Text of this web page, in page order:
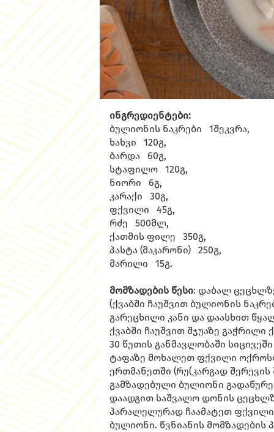
ინგრედიენტები:
ბულიონის ნაკრები 1შეკვრა,
ხახვი 120გ,
ბარდა 60გ,
სტაფილო 120გ,
ნიორი 6გ,
კარაქი 30გ,
ფქვილი 45გ,
რძე 500მლ,
ქათმის ფილე 350გ,
პასტა (მაკარონი) 250გ,
მარილი 15გ.
მომზადების წესი: დაბალ
(ქვაბში ჩაუშვით ბულიონის
გარეცხილი კანი და დაასხით
ქვაბში ჩაუშვით შჯუაზე
30 წუთის განმავლობაში
ტაფაზე მოხალეთ ფქვილი
ერთმანეთში (რუ(კარგად
გამზადებული ბულიონი
დაადგით საშვალო დონის
პარალელურად ჩაამატეთ
ბულიონი. წვნიანის